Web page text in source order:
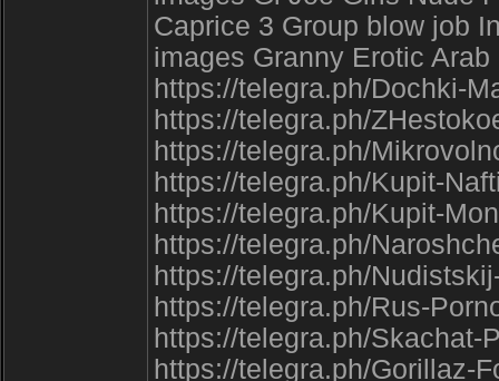
Caprice 3 Group blow job
images Granny Erotic Arab
https://telegra.ph/Dochki-
https://telegra.ph/
https://telegra.ph/
https://telegra.ph/Kupit-
https://telegra.ph/Kupit-
https://telegra.ph/
https://telegra.ph/
https://telegra.ph/Rus-
https://telegra.ph/Skachat-
https://telegra.ph/Gorillaz-